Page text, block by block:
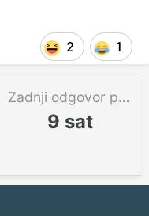
2 1
Zadnji odgovor pre
9 sat